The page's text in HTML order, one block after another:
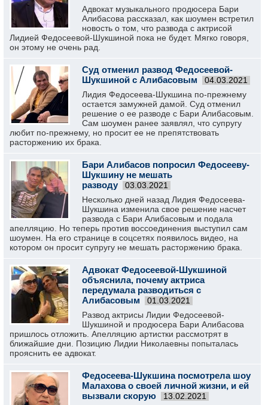
Адвокат музыкального продюсера Бари
Алибасова рассказал, как шоумен встретил
новость о том, что развода с актрисой
Лидией Федосеевой-Шукшиной пока не будет. Мягко говоря,
он этому не очень рад.
Суд отменил развод Федосеевой-
Шукшиной с Алибасовым
04.03.2021
Лидия Федосеева-Шукшина по-прежнему
остается замужней дамой. Суд отменил
решение о ее разводе с Бари Алибасовым.
Сам шоумен ранее заявлял, что супругу
любит по-прежнему, но просит ее не препятствовать
расторжению их брака.
Бари Алибасов попросил Федосееву-
Шукшину не мешать
разводу
03.03.2021
Несколько дней назад Лидия Федосеева-
Шукшина изменила свое решение насчет
развода с Бари Алибасовым и подала
апелляцию. Но теперь против воссоединения выступил сам
шоумен. На его странице в соцсетях появилось видео, на
котором он просит супругу не мешать расторжению брака.
Адвокат Федосеевой-Шукшиной
объяснила, почему актриса
передумала разводиться с
Алибасовым
01.03.2021
Развод актрисы Лидии Федосеевой-
Шукшиной и продюсера Бари Алибасова
пришлось отложить. Апелляцию артистки рассмотрят в
ближайшие дни. Позицию Лидии Николаевны попыталась
прояснить ее адвокат.
Федосеева-Шукшина посмотрела шоу
Малахова о своей личной жизни, и ей
вызвали скорую
13.02.2021